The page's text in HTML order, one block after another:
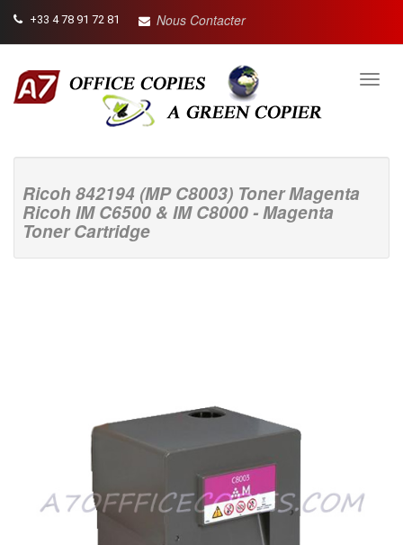
+33 4 78 91 72 81 Nous Contacter
Ricoh 842194 (MP C8003) Toner Magenta
Ricoh IM C6500 & IM C8000 - Magenta
Toner Cartridge